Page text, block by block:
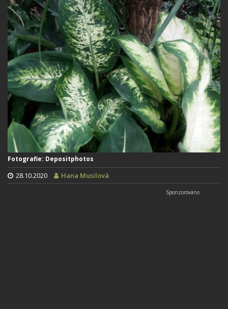
Fotografie: Depositphotos
28.10.2020 Hana Musilová